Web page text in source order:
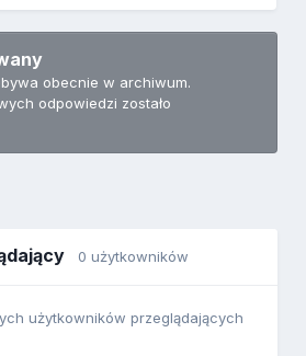
obecnie w archiwum.
odpowiedzi zostało
0 użytkowników
użytkowników przeglądających